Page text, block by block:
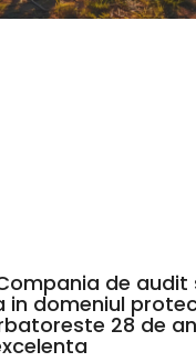
de audit
in domeniul
28 de